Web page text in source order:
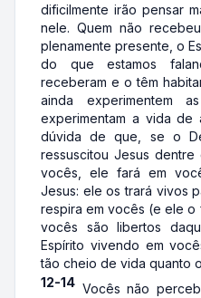
dificilmente irão pensar
nele. Quem não
plenamente presente, o
do que estamos
receberam e o têm
ainda experimentem
experimentam a vida de
dúvida de que, se o
ressuscitou Jesus
vocês, ele fará em
Jesus: ele os trará vivos
respira em vocês (e ele o
vocês são libertos
Espírito vivendo em
tão cheio de vida quanto
12-14 Vocês não